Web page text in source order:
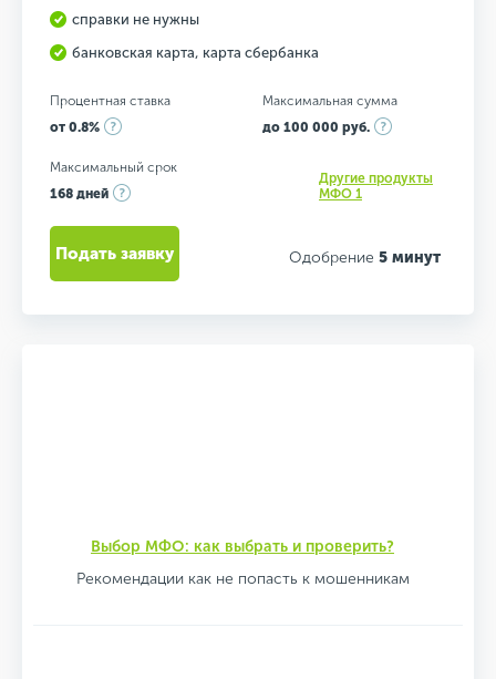
справки не нужны
банковская карта, карта сбербанка
Процентная ставка
от 0.8%
Максимальная сумма
до 100 000 руб.
Максимальный срок
168 дней
Другие продукты
МФО 1
Одобрение 5 минут
Подать заявку
Выбор МФО: как выбрать и проверить?
Рекомендации как не попасть к мошенникам